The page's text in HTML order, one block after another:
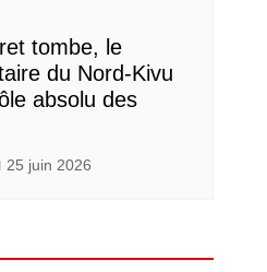
tombe, le
du Nord-Kivu
absolu des
25 juin 2026